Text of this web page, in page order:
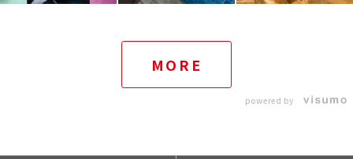
MORE
powered by